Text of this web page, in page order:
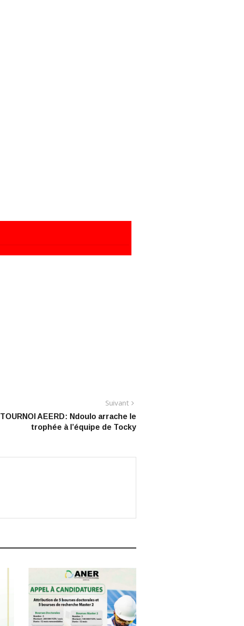
Suivant
TOURNOI AEERD: Ndoulo arrache le
trophée à l’équipe de Tocky